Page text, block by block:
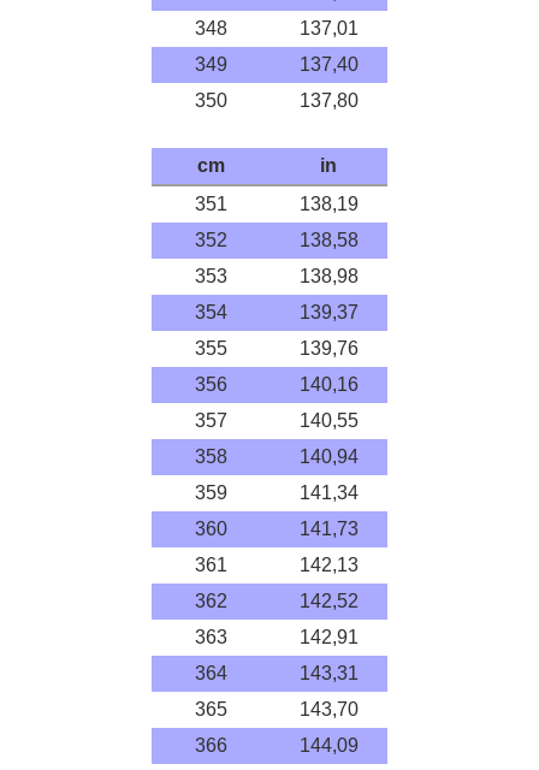
348
137,01
349
137,40
350
137,80
cm
in
351
138,19
352
138,58
353
138,98
354
139,37
355
139,76
356
140,16
357
140,55
358
140,94
359
141,34
360
141,73
361
142,13
362
142,52
363
142,91
364
143,31
365
143,70
366
144,09